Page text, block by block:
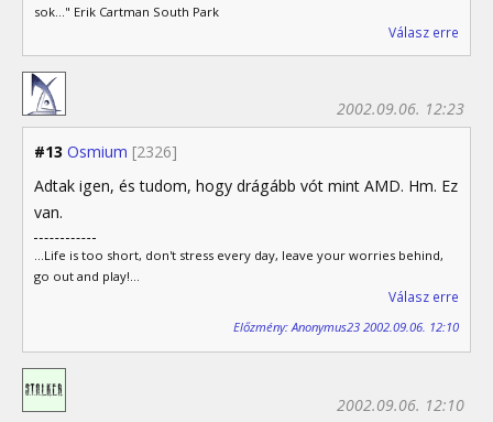
sok..." Erik Cartman South Park
Válasz erre
#13 Osmium [2326]
2002.09.06. 12:23
Adtak igen, és tudom, hogy drágább vót mint AMD. Hm. Ez
van.
...Life is too short, don't stress every day, leave your worries behind,
go out and play!...
Válasz erre
Előzmény: Anonymus23 2002.09.06. 12:10
2002.09.06. 12:10